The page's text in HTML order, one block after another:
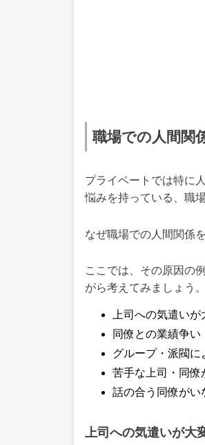
職場での人間関
プライベートでは特に
悩みを持っている、職
なぜ職場での人間関係
ここでは、その原因の
がら考えてみましょう。
上司への気遣いが
同僚との業績争い
グループ・派閥に
苦手な上司・同僚
話の合う同僚がい
上司への気遣いが大